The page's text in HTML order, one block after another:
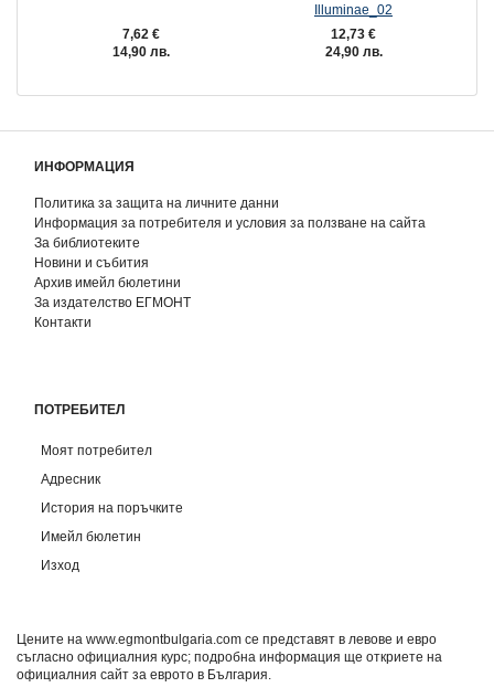
7,62 €
14,90 лв.
Illuminae_02
12,73 €
24,90 лв.
ИНФОРМАЦИЯ
Политика за защита на личните данни
Информация за потребителя и условия за ползване на сайта
За библиотеките
Новини и събития
Архив имейл бюлетини
За издателство ЕГМОНТ
Контакти
ПОТРЕБИТЕЛ
Моят потребител
Адресник
История на поръчките
Имейл бюлетин
Изход
Цените на www.egmontbulgaria.com се представят в левове и евро
съгласно официалния курс; подробна информация ще откриете на
официалния сайт за еврото в България